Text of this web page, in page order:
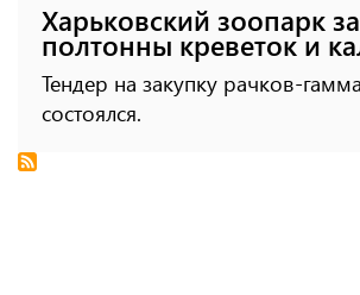
Харьковский зоопарк
полтонны креветок и
Тендер на закупку рачков-
состоялся.